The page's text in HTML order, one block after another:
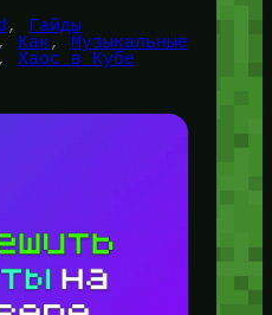
,
Гайды
, Как,
Музыкальные
, Хаос в Кубе